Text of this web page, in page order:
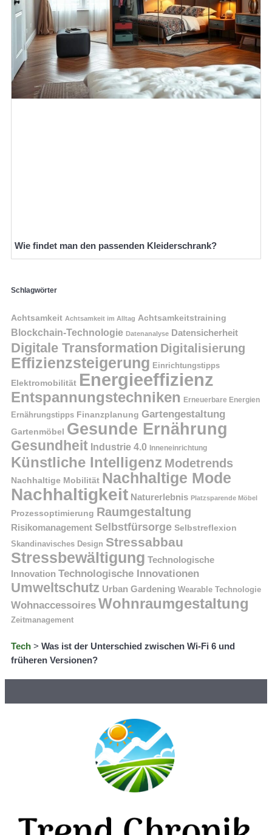
Wie findet man den passenden Kleiderschrank?
Schlagwörter
Achtsamkeit Achtsamkeit im Alltag Achtsamkeitstraining
Blockchain-Technologie Datenanalyse Datensicherheit
Digitale Transformation Digitalisierung
Effizienzsteigerung Einrichtungstipps
Elektromobilität Energieeffizienz
Entspannungstechniken Erneuerbare Energien
Ernährungstipps Finanzplanung Gartengestaltung
Gartenmöbel Gesunde Ernährung
Gesundheit Industrie 4.0 Inneneinrichtung
Künstliche Intelligenz Modetrends
Nachhaltige Mobilität Nachhaltige Mode
Nachhaltigkeit Naturerlebnis Platzsparende Möbel
Prozessoptimierung Raumgestaltung
Risikomanagement Selbstfürsorge Selbstreflexion
Skandinavisches Design Stressabbau
Stressbewältigung Technologische
Innovation Technologische Innovationen
Umweltschutz Urban Gardening Wearable Technologie
Wohnaccessoires Wohnraumgestaltung
Zeitmanagement
Tech > Was ist der Unterschied zwischen Wi-Fi 6 und
früheren Versionen?